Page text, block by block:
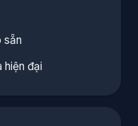
sẵn
hiện đại